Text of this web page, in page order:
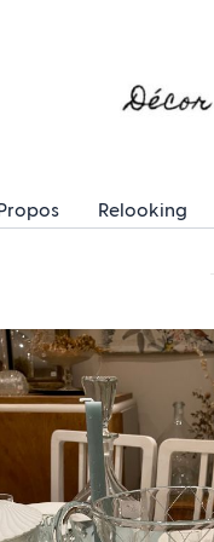
Relooking